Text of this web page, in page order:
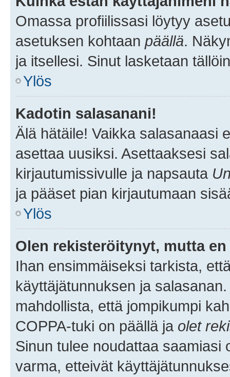
Omassa profiilissasi löytyy
asetuksen kohtaan päällä.
ja itsellesi. Sinut lasketaan
Ylös
Kadotin salasanani!
Älä hätäile! Vaikka salasanaasi
asettaa uusiksi. Asettaaksesi
kirjautumissivulle ja napsauta
ja pääset pian kirjautumaan
Ylös
Olen rekisteröitynyt, mutta
Ihan ensimmäiseksi tarkista,
käyttäjätunnuksen ja
mahdollista, että jompikumpi
COPPA-tuki on päällä ja olet
Sinun tulee noudattaa saamiasi
varma, etteivät